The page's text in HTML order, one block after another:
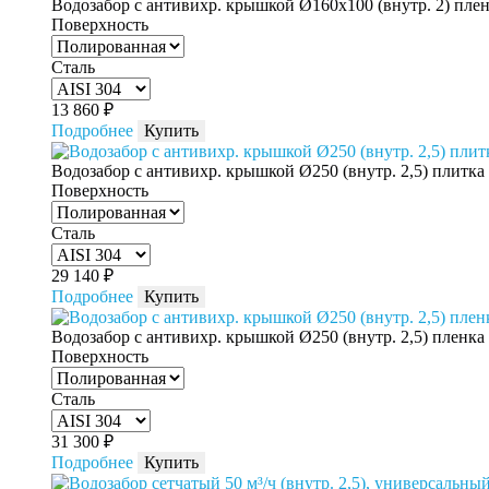
Водозабор с антивихр. крышкой Ø160x100 (внутр. 2)
Поверхность
Сталь
13 860 ₽
Подробнее Купить
Водозабор с антивихр. крышкой Ø250 (внутр. 2,5) плитка
Поверхность
Сталь
29 140 ₽
Подробнее Купить
Водозабор с антивихр. крышкой Ø250 (внутр. 2,5) пленка
Поверхность
Сталь
31 300 ₽
Подробнее Купить